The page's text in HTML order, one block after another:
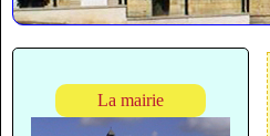
La mairie